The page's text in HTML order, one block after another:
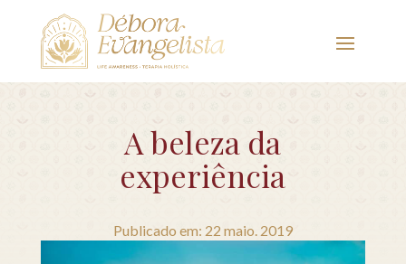
A beleza da
experiência
Publicado em: 22 maio. 2019